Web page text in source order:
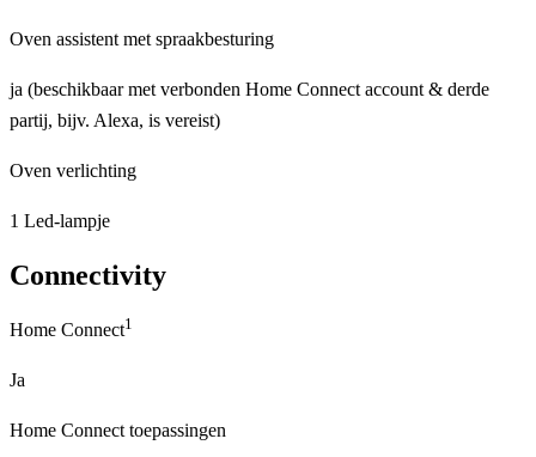
Oven assistent met spraakbesturing
ja (beschikbaar met verbonden Home Connect account & derde
partij, bijv. Alexa, is vereist)
Oven verlichting
1 Led-lampje
Connectivity
Home Connect1
Ja
Home Connect toepassingen